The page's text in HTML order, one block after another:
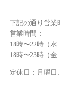
下記の通り営業
営業時間：
18時〜22時（
18時〜23時（
定休日：月曜日